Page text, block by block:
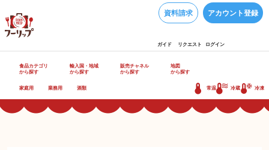
資料請求 アカウント登録
ガイド リクエスト ログイン
食品カテゴリ
から探す
輸入国・地域
から探す
販売チャネル
から探す
地図
から探す
家庭用 業務用 酒類 常温 冷蔵 冷凍